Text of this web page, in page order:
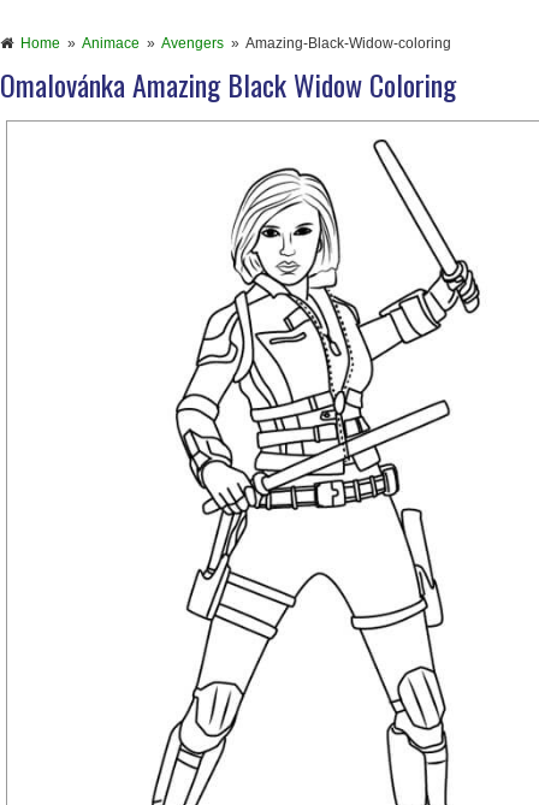
Home » Animace » Avengers » Amazing-Black-Widow-coloring
Omalovánka Amazing Black Widow Coloring